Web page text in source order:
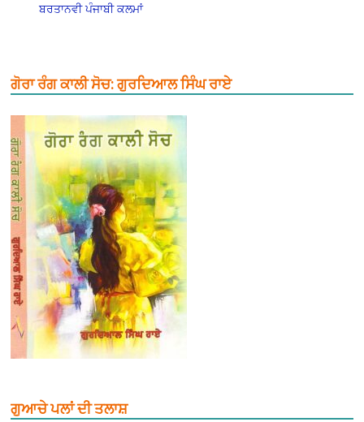
ਬਰਤਾਨਵੀ ਪੰਜਾਬੀ ਕਲਮਾਂ
ਗੋਰਾ ਰੰਗ ਕਾਲੀ ਸੋਚ: ਗੁਰਦਿਆਲ ਸਿੰਘ ਰਾਏ
ਗੁਆਚੇ ਪਲਾਂ ਦੀ ਤਲਾਸ਼